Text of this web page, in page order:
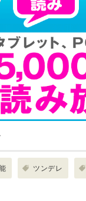
ツンデレ